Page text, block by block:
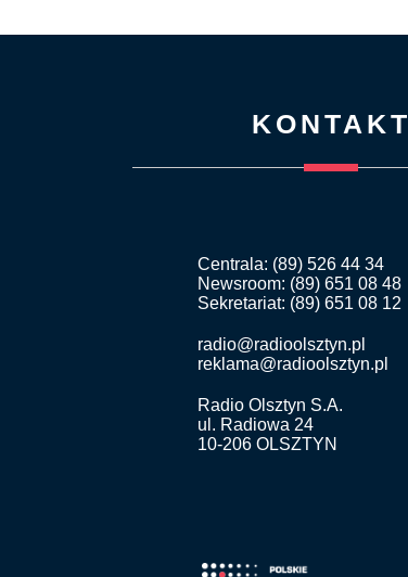
KONTAKT
Centrala: (89) 526 44 34
Newsroom: (89) 651 08 48
Sekretariat: (89) 651 08 12
radio@radioolsztyn.pl
reklama@radioolsztyn.pl
Radio Olsztyn S.A.
ul. Radiowa 24
10-206 OLSZTYN